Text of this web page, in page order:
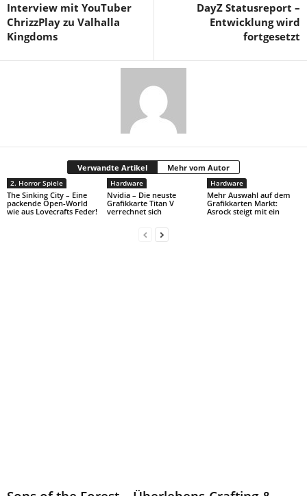
Interview mit YouTuber
ChrizzPlay zu Valhalla
Kingdoms
DayZ Statusreport –
Entwicklung wird
fortgesetzt
Verwandte Artikel Mehr vom Autor
2. Horror Spiele
The Sinking City – Eine
packende Open-World
wie aus Lovecrafts Feder!
Hardware
Nvidia – Die neuste
Grafikkarte Titan V
verrechnet sich
Hardware
Mehr Auswahl auf dem
Grafikkarten Markt:
Asrock steigt mit ein